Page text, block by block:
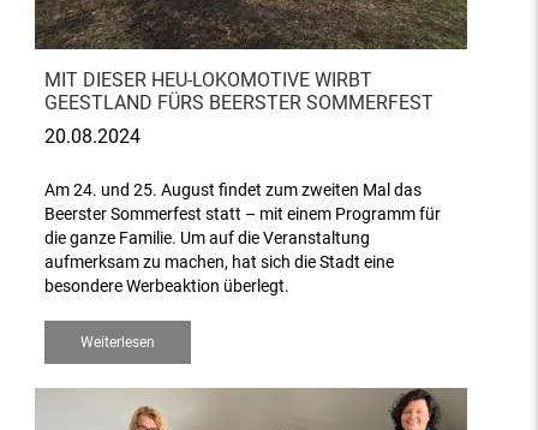
MIT DIESER HEU-LOKOMOTIVE WIRBT
GEESTLAND FÜRS BEERSTER SOMMERFEST
20.08.2024
Am 24. und 25. August findet zum zweiten Mal das
Beerster Sommerfest statt – mit einem Programm für
die ganze Familie. Um auf die Veranstaltung
aufmerksam zu machen, hat sich die Stadt eine
besondere Werbeaktion überlegt.
Weiterlesen